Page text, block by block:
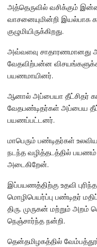
அத்தெருவில் வசிக்கும்
வாசனையுமின்றி இயல்பாக
குழுமியிருக்கிறது.
அவ்வளவு சாதாரணமானது
வேதவிற்பன்ன
பயணமாயினர்.
ஆனால் அப்பையா தீட்சிதர்
வேதபண்டிதர்கள் அப்பைய
பயணப்பட்டனர்.
மாபெரும் பண்டிதர்கள்
நடந்த வழித்தடத்தில் பயணம்
அடைகிறேன்.
இப்பயணத்திற்கு உதவி
மொழிபெயர்ப்பு பண்டிதர்
திரு. முருகன் மற்றும்
நெஞ்சார்ந்த நன்றி.
தென்தமிழகத்தில்